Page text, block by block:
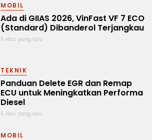
MOBIL
Ada di GIIAS 2026, VinFast VF 7 ECO
(Standard) Dibanderol Terjangkau
5 Hari yang lalu
TEKNIK
Panduan Delete EGR dan Remap
ECU untuk Meningkatkan Performa
Diesel
5 Hari yang lalu
MOBIL